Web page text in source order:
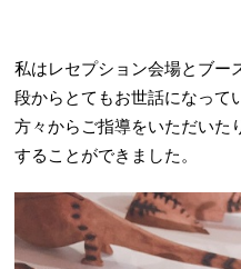
私はレセプション会場とブー
段からとてもお世話になって
方々からご指導をいただいた
することができました。